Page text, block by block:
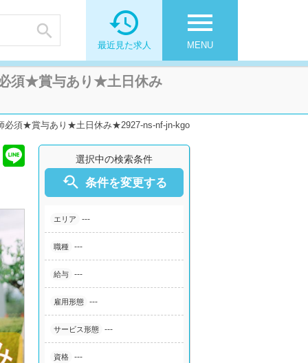
 menu
MENU

最近見た求人
須★賞与あり★土日休み
必須★賞与あり★土日休み★2927-ns-nf-jn-kgo
選択中の検索条件
 条件を変更する
エリア ---
職種 ---
給与 ---
雇用形態 ---
サービス形態 ---
資格 ---